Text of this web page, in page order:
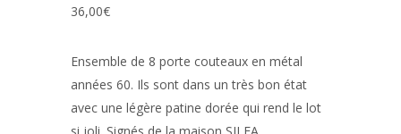
36,00€
Ensemble de 8 porte couteaux en métal
années 60. Ils sont dans un très bon état
avec une légère patine dorée qui rend le lot